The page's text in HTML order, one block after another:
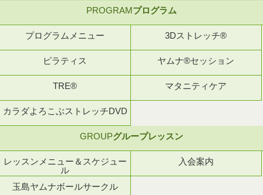
PROGRAMプログラム
プログラムメニュー 3Dストレッチ®
ピラティス ヤムナ®セッション
TRE® マタニティケア
カラダよろこぶストレッチDVD
GROUPグループレッスン
レッスンメニュー＆スケジュー
ル
入会案内
玉島ヤムナボールサークル